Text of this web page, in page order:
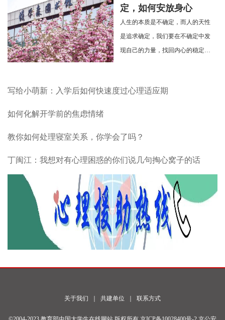
定，如何安放身心
人生的本质是不确定，而人的天性
是追求确定，我们要在不确定中发
现自己的力量，找回内心的稳定与
写给小萌新：入学后如何快速度过心理适应期
如何化解开学前的焦虑情绪
教你如何处理寝室关系，你学会了吗？
丁闽江：我想对有心理困惑的你们说几句掏心窝子的话
关于我们 ｜ 共建单位 ｜ 联系方式